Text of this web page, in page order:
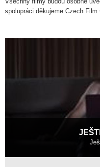
spolupráci děkujeme Czech Film